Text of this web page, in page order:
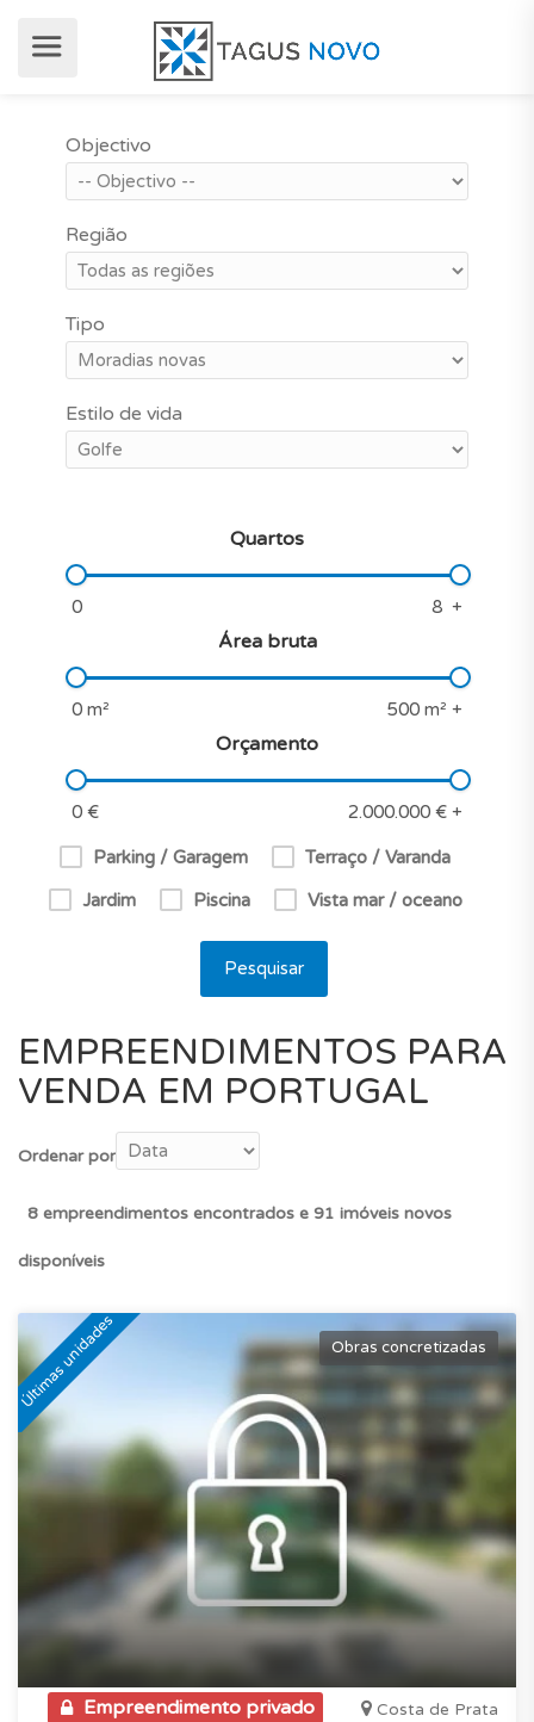
Objectivo
Região
Tipo
Estilo de vida
Quartos
Área bruta
Orçamento
Parking / Garagem
Terraço / Varanda
Jardim
Piscina Vista mar / oceano
Pesquisar
EMPREENDIMENTOS PARA
VENDA EM PORTUGAL
Ordenar por
8 empreendimentos encontrados e 91 imóveis novos
disponíveis
Últimas unidades Obras concretizadas
Empreendimento privado Costa de Prata